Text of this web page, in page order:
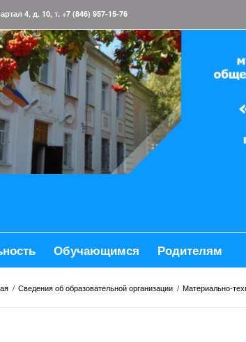
4, д. 10, т. +7 (846) 957-15-76
Обучающимся Родителям
/ Сведения об образовательной организации / Материально-